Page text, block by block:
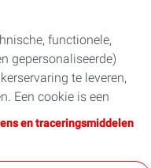
functionele,
gepersonaliseerde)
te leveren,
Een cookie is een
bezoek aan een
van het toestel
en traceringsmiddelen